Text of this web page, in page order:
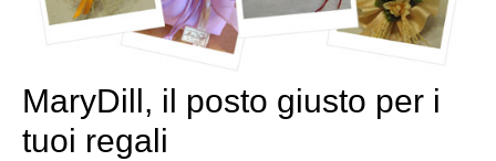
MaryDill, il posto giusto per i
tuoi regali